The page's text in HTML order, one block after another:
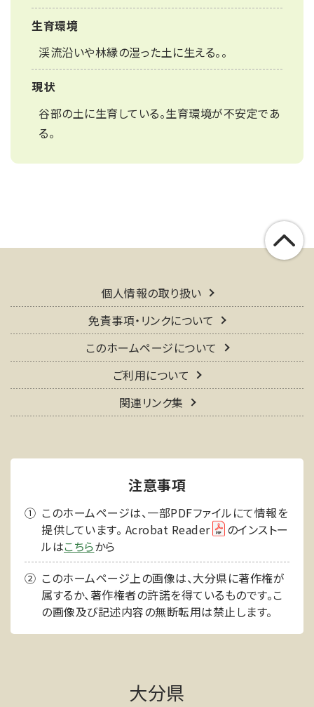
生育環境
渓流沿いや林縁の湿った土に生える。。
現状
谷部の土に生育している。生育環境が不安定であ
る。
個人情報の取り扱い
免責事項・リンクについて
このホームページについて
ご利用について
関連リンク集
注意事項
このホームページは、一部PDFファイルにて情報を
提供しています。 Acrobat Reader
のインストー
ルはこちらから
このホームページ上の画像は、大分県に著作権が
属するか、著作権者の許諾を得ているものです。こ
の画像及び記述内容の無断転用は禁止します。
大分県